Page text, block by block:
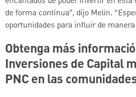
de forma continua”, dijo Melin.
oportunidades para influir de
Obtenga más
Inversiones de Capital
PNC en las